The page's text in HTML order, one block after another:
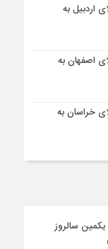
اردبیل به
اصفهان به
خراسان به
سالروز